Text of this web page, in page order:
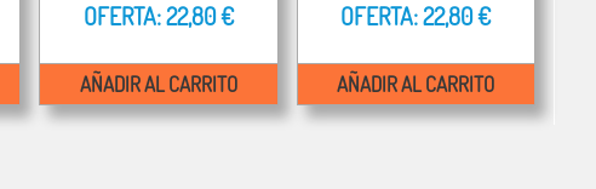
OFERTA: 22,80 €
AÑADIR AL CARRITO
OFERTA: 22,80 €
AÑADIR AL CARRITO